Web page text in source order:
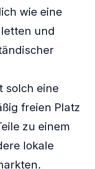
wie eine
und
solch eine
freien Platz
zu einem
lokale